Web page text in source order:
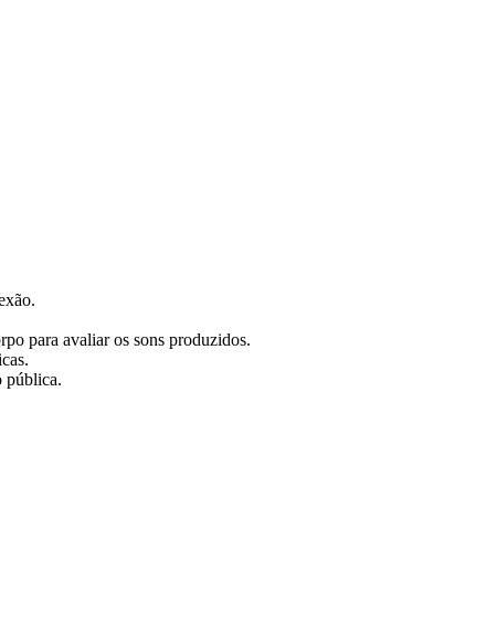
para avaliar os sons produzidos.
pública.